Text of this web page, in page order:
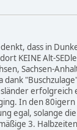
dass in
KEINE Alt-
Sachsen-
dank
In den
egal, solange
3.